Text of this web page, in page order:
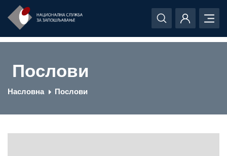
Послови
Насловна Послови